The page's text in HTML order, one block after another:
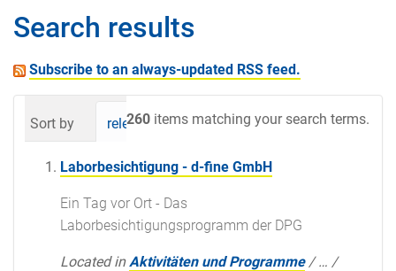
Search results
Subscribe to an always-updated RSS feed.
260 items matching your search terms.
Sort by relevance date (newest first)
Laborbesichtigung - d-fine GmbH
Ein Tag vor Ort - Das
Laborbesichtigungsprogramm der DPG
Located in Aktivitäten und Programme /… /